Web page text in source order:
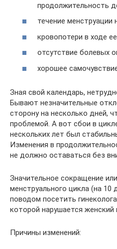
продолжительность
течение менструации
кровопотери в ходе
отсутствие болевых
хорошее
Зная свой календарь,
Бывают незначительные
сторону на несколько дней,
проблемой. А вот сбои в
нескольких лет был
Изменения в
не должно оставаться без
Значительное сокращение
менструального цикла (на 10
поводом посетить
которой нарушается женский
Причины изменений: